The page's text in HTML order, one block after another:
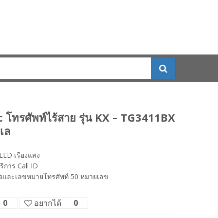
ทรศัพท์ไร้สาย รุ่น KX – TG3411BX
ล
เรืองแสง
การ Call ID
ละเลขหมายโทรศัพท์ 50 หมายเลข
0 อยากได้ 0